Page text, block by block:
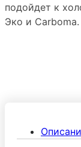
подойдет к
Эко и Carboma.